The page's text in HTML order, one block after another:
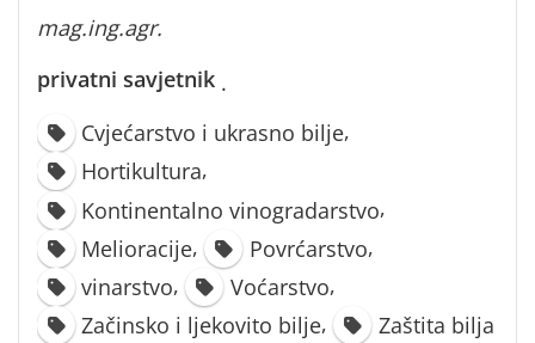
mag.ing.agr.
privatni savjetnik ·
Cvjećarstvo i ukrasno bilje,
Hortikultura,
Kontinentalno vinogradarstvo,
Melioracije, Povrćarstvo,
vinarstvo, Voćarstvo,
Začinsko i ljekovito bilje,
Zaštita bilja